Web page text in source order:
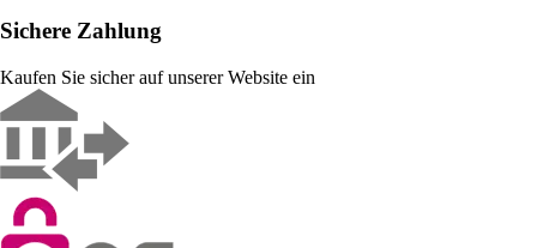
Sichere Zahlung
Kaufen Sie sicher auf unserer Website ein